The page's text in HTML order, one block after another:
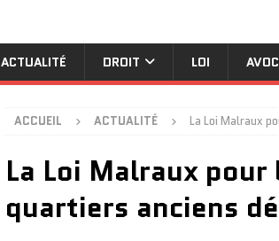
ACTUALITÉ DROIT LOI
ACCUEIL ACTUALITÉ La Loi Malraux
La Loi Malraux
quartiers anciens